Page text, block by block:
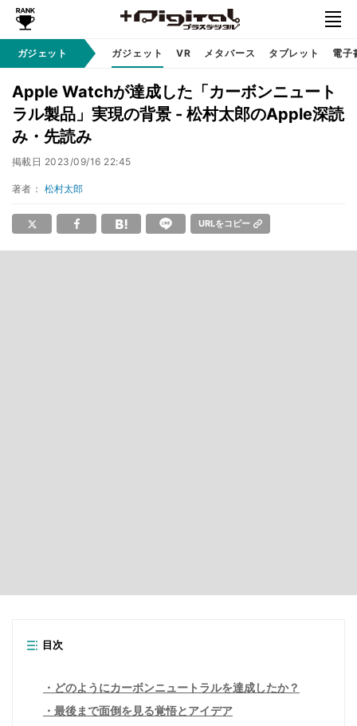
ガジェット ガジェット VR メタバース タブレット 電子
Apple Watchが達成した「カーボンニュート
ラル製品」実現の背景 - 松村太郎のApple深読
み・先読み
掲載日 2023/09/16 22:45
著者： 松村太郎
URLをコピー
目次
どのようにカーボンニュートラルを達成したか？
最後まで面倒を見る覚悟とアイデア